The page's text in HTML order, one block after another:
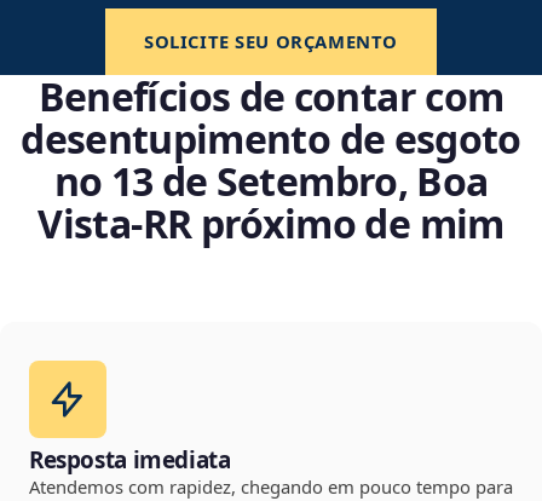
SOLICITE SEU ORÇAMENTO
Benefícios de contar com
desentupimento de esgoto
no 13 de Setembro, Boa
Vista‑RR próximo de mim
Resposta imediata
Atendemos com rapidez, chegando em pouco tempo para